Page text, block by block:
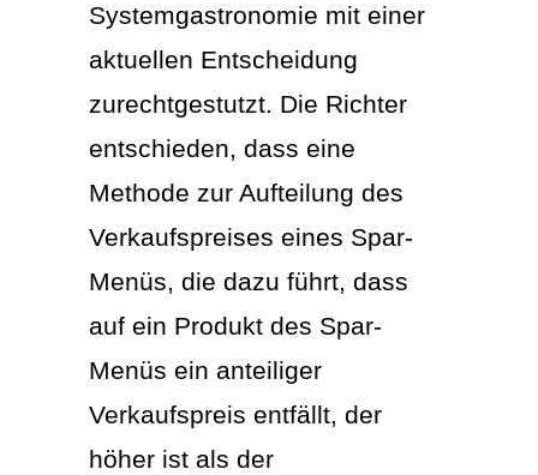
Systemgastronomie mit einer
aktuellen Entscheidung
zurechtgestutzt. Die Richter
entschieden, dass eine
Methode zur Aufteilung des
Verkaufspreises eines Spar-
Menüs, die dazu führt, dass
auf ein Produkt des Spar-
Menüs ein anteiliger
Verkaufspreis entfällt, der
höher ist als der